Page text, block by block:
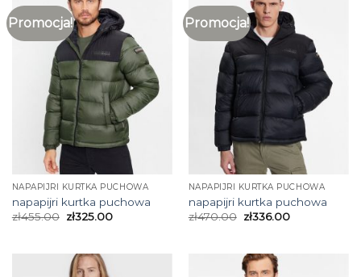
Promocja!
NAPAPIJRI KURTKA PUCHOWA
napapijri kurtka puchowa
zł455.00 zł325.00
Promocja!
NAPAPIJRI KURTKA PUCHOWA
napapijri kurtka puchowa
zł470.00 zł336.00